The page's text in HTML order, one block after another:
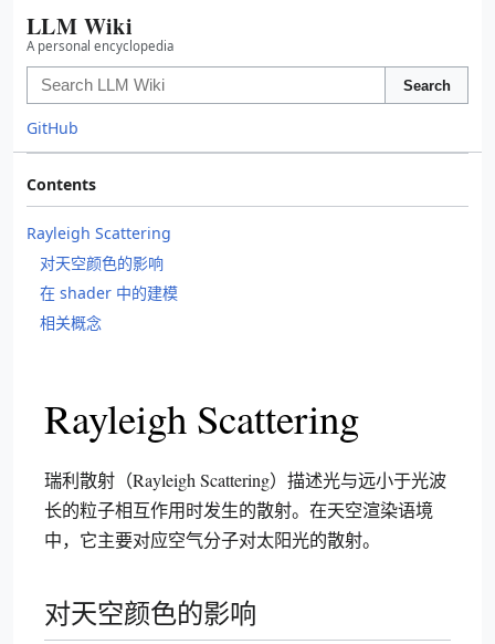
LLM Wiki
A personal encyclopedia
Search
GitHub
Contents
Rayleigh Scattering
对天空颜色的影响
在 shader 中的建模
相关概念
Rayleigh Scattering
瑞利散射（Rayleigh Scattering）描述光与远小于光波
长的粒子相互作用时发生的散射。在天空渲染语境
中，它主要对应空气分子对太阳光的散射。
对天空颜色的影响